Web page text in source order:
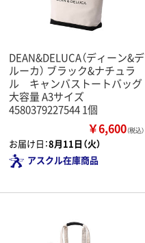
DEAN&DELUCA（ディーン&デ
ルーカ） ブラック&ナチュラ
ル キャンバストートバッグ
大容量 A3サイズ
4580379227544 1個
￥6,600（税込）
お届け日：8月11日（火）
アスクル在庫商品